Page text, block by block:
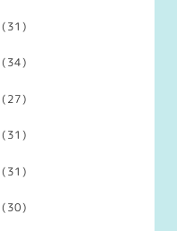
(31)
(34)
(27)
(31)
(31)
(30)